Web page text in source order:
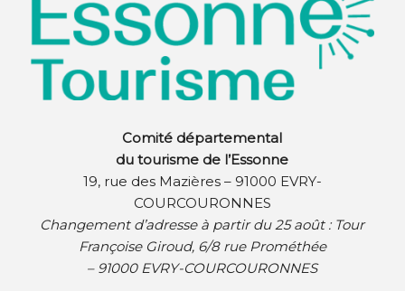
Comité départemental
du tourisme de l’Essonne
19, rue des Mazières – 91000 EVRY-
COURCOURONNES
Changement d’adresse à partir du 25 août : Tour
Françoise Giroud, 6/8 rue Prométhée
– 91000 EVRY-COURCOURONNES